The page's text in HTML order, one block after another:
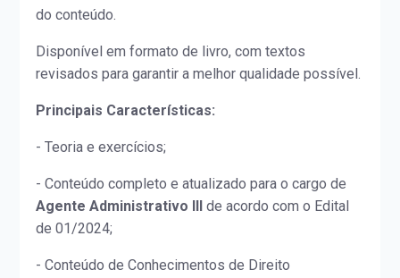
do conteúdo.
Disponível em formato de livro, com textos
revisados para garantir a melhor qualidade possível.
Principais Características:
- Teoria e exercícios;
- Conteúdo completo e atualizado para o cargo de
Agente Administrativo III
de acordo com o Edital
de 01/2024;
- Conteúdo de Conhecimentos de Direito